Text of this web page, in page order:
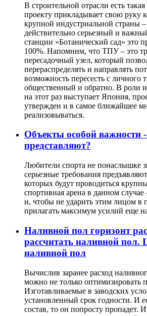
В строительной отрасли есть
проекту прикладывает свою руку
крупной индустриальной страны –
действительно серьезный и
станции «Ботанический сад» это
100%. Напомним, что ТПУ – это
пересадочный узел, который
перераспределять и направлять
возможность пересесть с личного
общественный и обратно. В роли
на этот раз выступает Япония,
утвержден и в самое ближайшее
реализовываться.
Объекты особой важности
представляют?
Любители спорта не понаслышке
серьезные требования
которых будут проводиться
спортивная арена в данном случае
и, чтобы не ударить этим лицом в
прилагать максимум усилий еще
Наливной пол горизонт
рассчитать наливной пол.
наливной пол
Вычислив заранее расход
можно не только оптимизировать
Изготавливаемые в заводских
установленный срок годности. И
состав, то он попросту пропадет.